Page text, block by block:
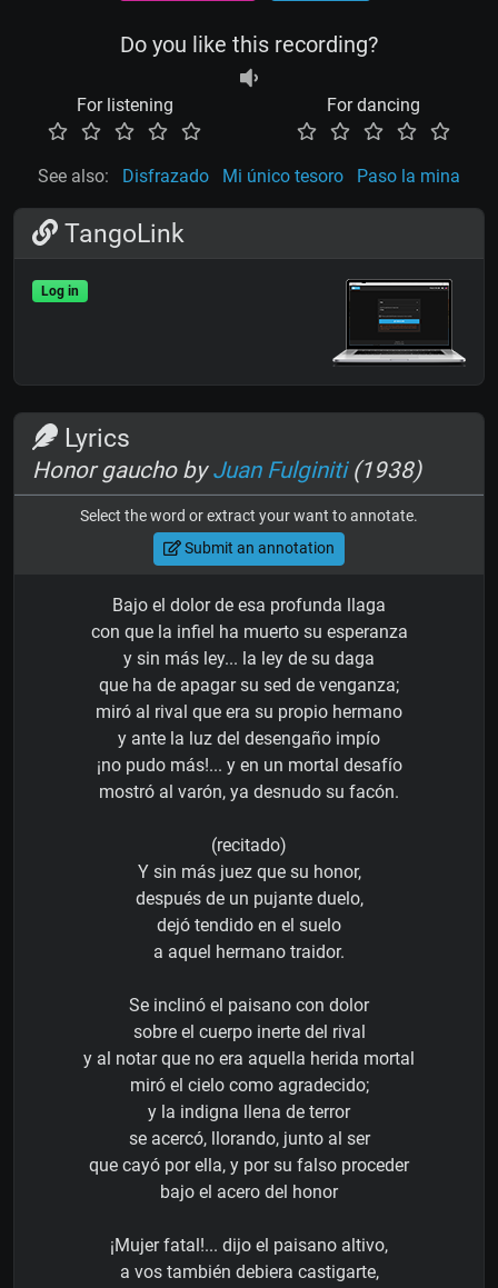
Do you like this recording?
For listening For dancing
See also: Disfrazado Mi único tesoro Paso la mina
TangoLink
Log in
Lyrics
Honor gaucho byJuan Fulginiti(1938)
Select the word or extract your want to annotate.
Submit an annotation
Bajo el dolor de esa profunda llaga
con que la infiel ha muerto su esperanza
y sin más ley... la ley de su daga
que ha de apagar su sed de venganza;
miró al rival que era su propio hermano
y ante la luz del desengaño impío
¡no pudo más!... y en un mortal desafío
mostró al varón, ya desnudo su facón.
(recitado)
Y sin más juez que su honor,
después de un pujante duelo,
dejó tendido en el suelo
a aquel hermano traidor.
Se inclinó el paisano con dolor
sobre el cuerpo inerte del rival
y al notar que no era aquella herida mortal
miró el cielo como agradecido;
y la indigna llena de terror
se acercó, llorando, junto al ser
que cayó por ella, y por su falso proceder
bajo el acero del honor
¡Mujer fatal!... dijo el paisano altivo,
a vos también debiera castigarte,